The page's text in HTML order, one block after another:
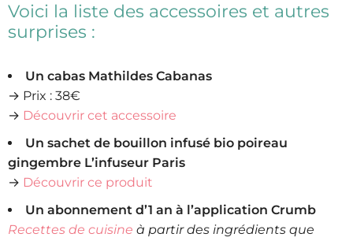
Voici la liste des accessoires et autres
surprises :
Un cabas Mathildes Cabanas
→ Prix : 38€
→ Découvrir cet accessoire
Un sachet de bouillon infusé bio poireau
gingembre L’infuseur Paris
→ Découvrir ce produit
Un abonnement d’1 an à l’application Crumb
Recettes de cuisine à partir des ingrédients que